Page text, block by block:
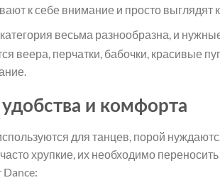
к себе внимание и просто выглядят
весьма разнообразна, и
веера, перчатки, бабочки, красивые
и комфорта
для танцев, порой
хрупкие, их необходимо